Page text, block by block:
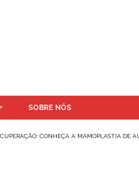
SOBRE NÓS
CONHEÇA A MAMOPLASTIA DE